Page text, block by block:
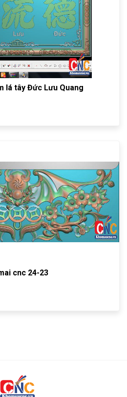
lá tây Đức Lưu Quang
cnc 24-23